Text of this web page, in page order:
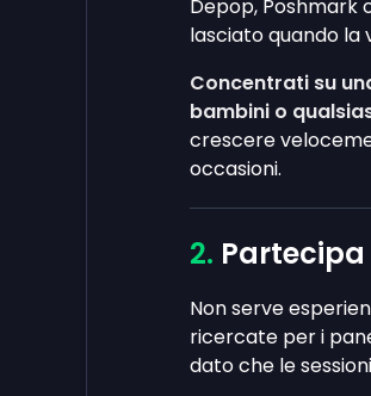
Depop, Poshmark
lasciato quando la
Concentrati su
bambini o
crescere
occasioni.
Partecipa
Non serve
ricercate per i
dato che le